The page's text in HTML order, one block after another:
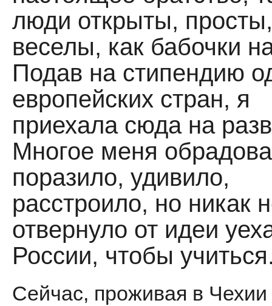
люди открыты, просты,
веселы, как бабочки
Подав на стипендию
европейских стран, я
приехала сюда на
Многое меня
поразило, удивило,
расстроило, но никак
отвернуло от идеи
России, чтобы
Сейчас, проживая в Чехии